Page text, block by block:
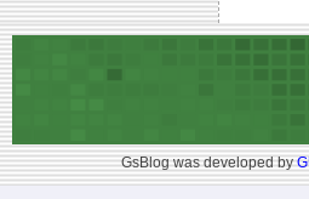
GsBlog was developed by